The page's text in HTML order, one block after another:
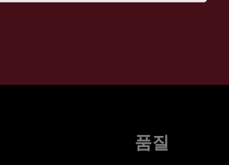
품질